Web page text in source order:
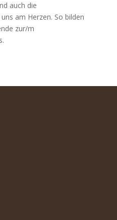
auch die
am Herzen. So bilden
zur/m